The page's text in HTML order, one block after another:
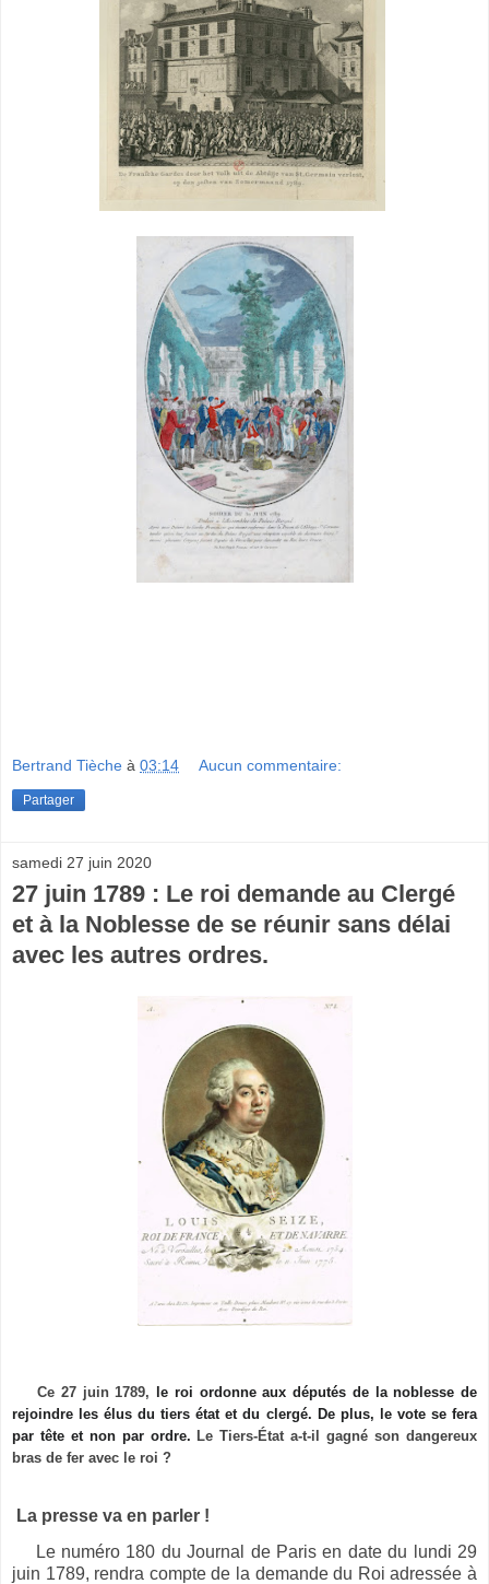
Bertrand Tièche à 03:14 Aucun commentaire:
Partager
samedi 27 juin 2020
27 juin 1789 : Le roi demande au Clergé
et à la Noblesse de se réunir sans délai
avec les autres ordres.
Ce 27 juin 1789,
le roi ordonne aux députés de la noblesse de
rejoindre les élus du tiers état et du clergé. De plus, le vote se fera
par tête et non par ordre. Le Tiers-État a-t-il gagné son dangereux
bras de fer avec le roi ?
La presse va en parler !
Le numéro 180 du Journal de Paris en date du lundi 29
juin 1789, rendra compte de la demande du Roi adressée à